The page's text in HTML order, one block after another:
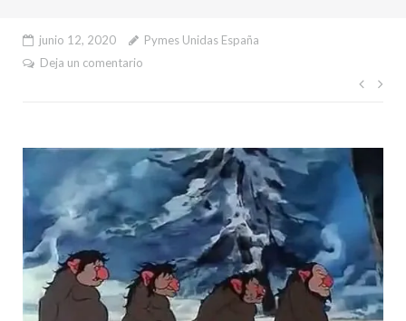
junio 12, 2020
Pymes Unidas España
Deja un comentario